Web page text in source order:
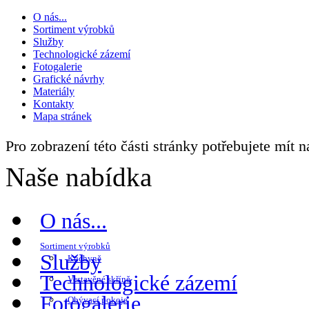
O nás...
Sortiment výrobků
Služby
Technologické zázemí
Fotogalerie
Grafické návrhy
Materiály
Kontakty
Mapa stránek
Pro zobrazení této části stránky potřebujete mít
Naše nabídka
O nás...
Sortiment výrobků
Kuchyně
Vestavěné skříně
Obývací pokoje
Služby
Technologické zázemí
Fotogalerie